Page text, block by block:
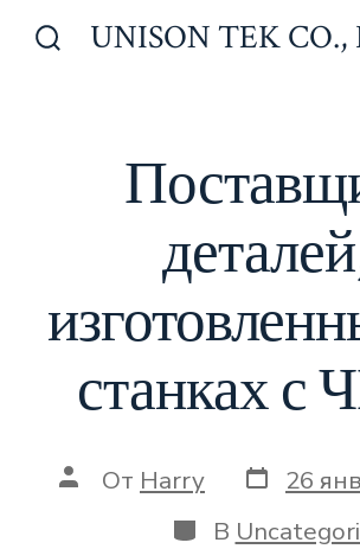
UNISON TEK CO.,
станках с
Автор
От Harry Дата
записи
26
Категории
В